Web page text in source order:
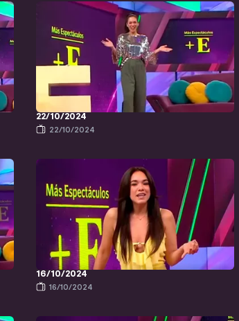
22/10/2024
22/10/2024
16/10/2024
16/10/2024